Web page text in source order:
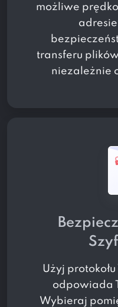
możliwe
transferu
niezależnie
Użyj
odpowiada
Wybieraj